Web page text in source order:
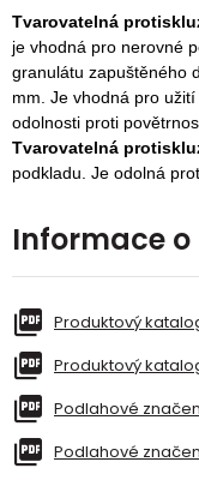
Tvarovatelná
je vhodná pro nerovné
granulátu zapuštěného
mm. Je vhodná pro
odolnosti proti
Tvarovatelná
podkladu. Je odolná
Informace
Produktový
Produktový
Podlahové
Podlahové